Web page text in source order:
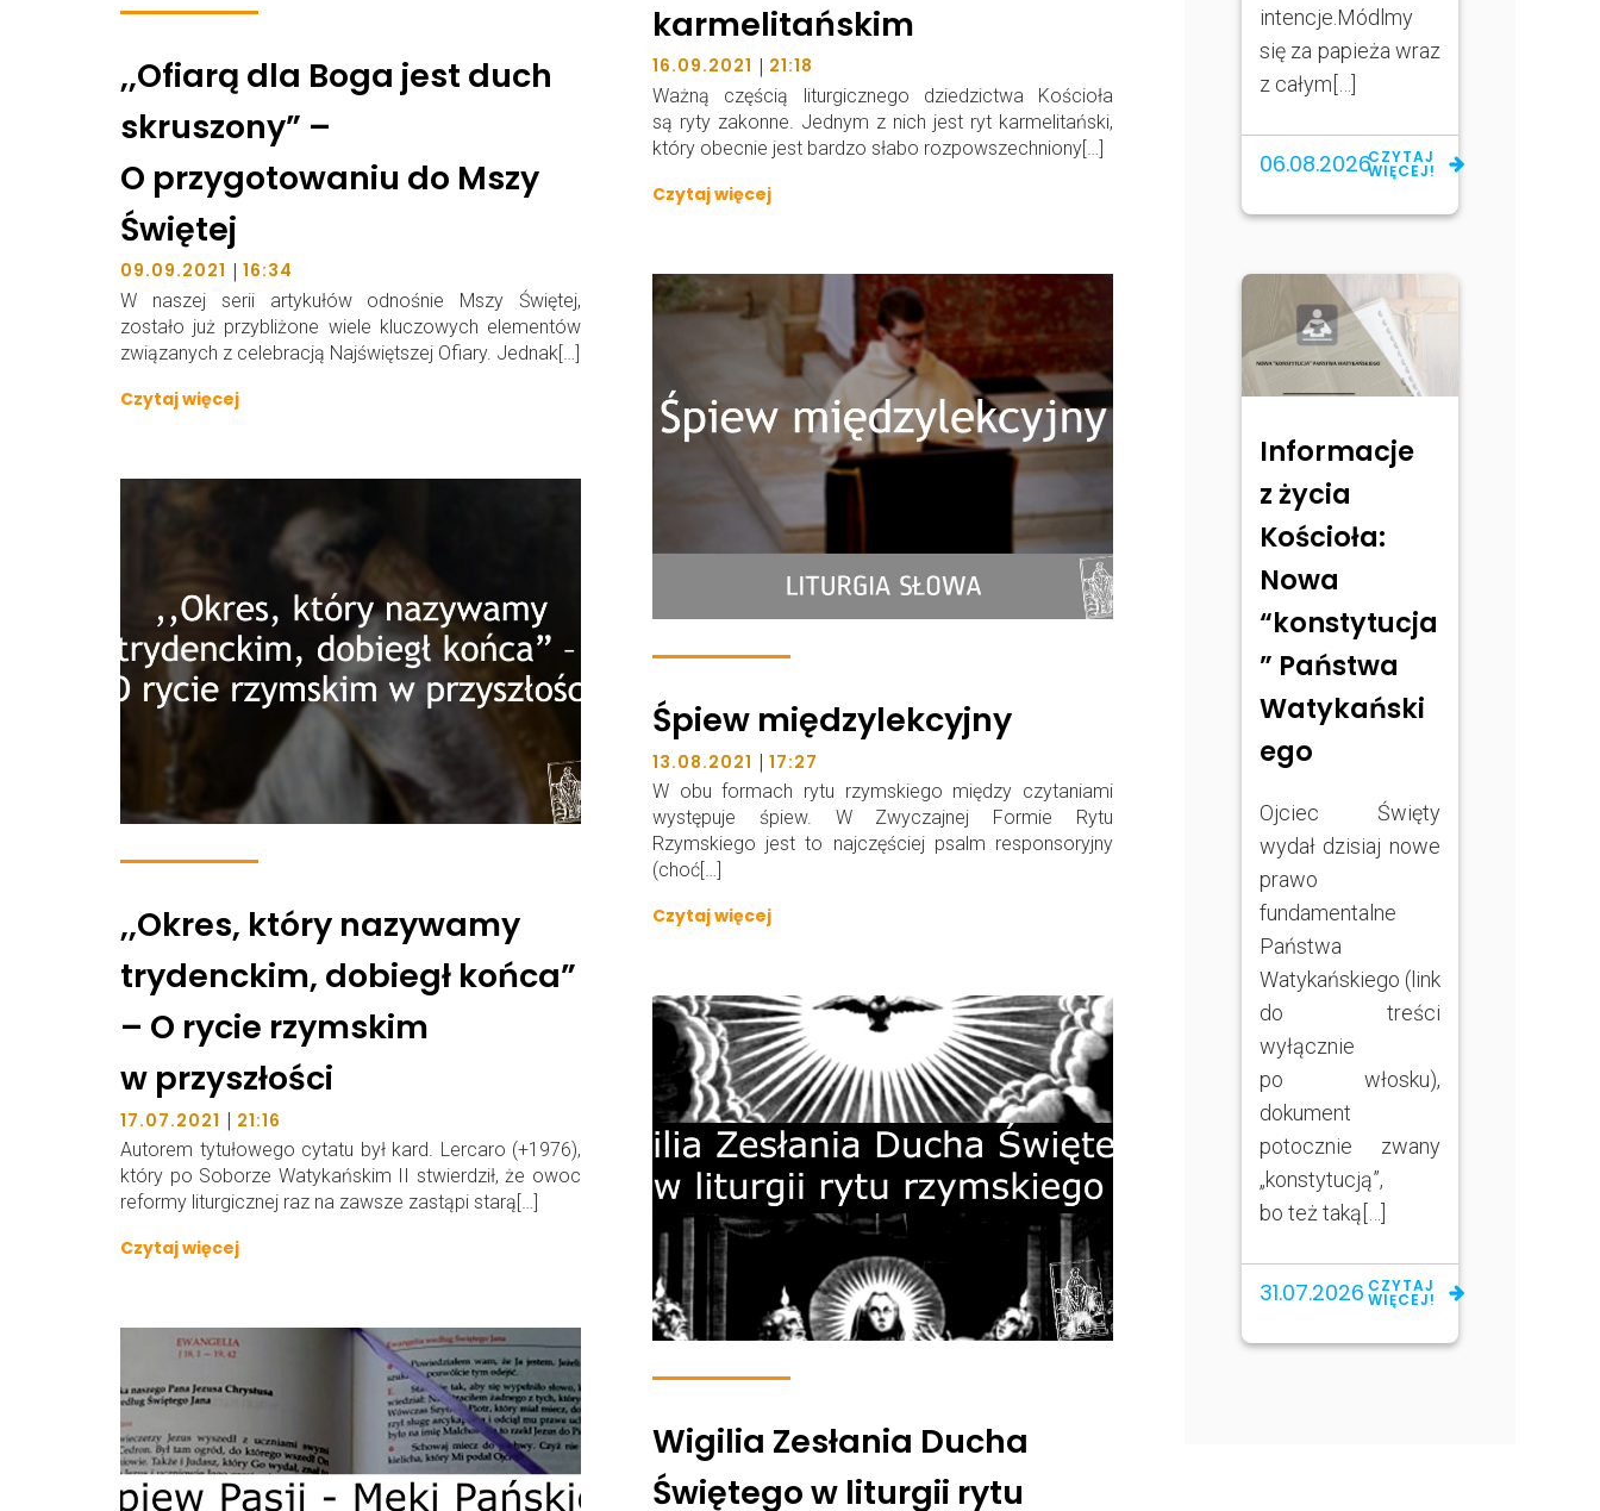
karmelitańskim
16.09.2021 | 21:18
Ważną częścią liturgicznego dziedzictwa Kościoła
są ryty zakonne. Jednym z nich jest ryt karmelitański,
który obecnie jest bardzo słabo rozpowszechniony[…]
Czytaj więcej
,,Ofiarą dla Boga jest duch
skruszony” –
O przygotowaniu do Mszy
Świętej
09.09.2021 | 16:34
W naszej serii artykułów odnośnie Mszy Świętej,
zostało już przybliżone wiele kluczowych elementów
związanych z celebracją Najświętszej Ofiary. Jednak[…]
Czytaj więcej
Śpiew międzylekcyjny
13.08.2021 | 17:27
W obu formach rytu rzymskiego między czytaniami
występuje śpiew. W Zwyczajnej Formie Rytu
Rzymskiego jest to najczęściej psalm responsoryjny
(choć[…]
Czytaj więcej
,,Okres, który nazywamy
trydenckim, dobiegł końca”
– O rycie rzymskim
w przyszłości
17.07.2021 | 21:16
Autorem tytułowego cytatu był kard. Lercaro (+1976),
który po Soborze Watykańskim II stwierdził, że owoc
reformy liturgicznej raz na zawsze zastąpi starą[…]
Czytaj więcej
Wigilia Zesłania Ducha
Świętego w liturgii rytu
intencje.Módlmy
się za papieża wraz
z całym[…]
06.08.2026CZYTAJ
WIĘCEJ!
Informacje
z życia
Kościoła:
Nowa
“konstytucja
” Państwa
Watykański
ego
Ojciec Święty
wydał dzisiaj nowe
prawo
fundamentalne
Państwa
Watykańskiego (link
do treści
wyłącznie
po włosku),
dokument
potocznie zwany
„konstytucją”,
bo też taką[…]
31.07.2026 CZYTAJ
WIĘCEJ!